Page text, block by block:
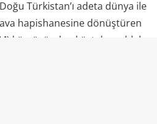
Türkistan’ı adeta dünya ile
hapishanesine dönüştüren
kürsüsünden küstahça ahlak